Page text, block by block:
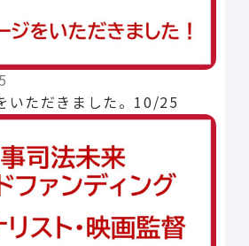
いただきました。10/25